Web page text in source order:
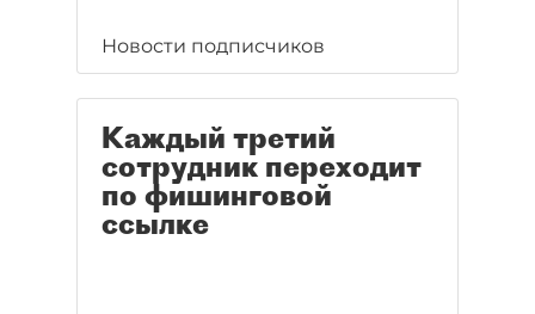
Новости подписчиков
Каждый третий
сотрудник переходит
по фишинговой
ссылке